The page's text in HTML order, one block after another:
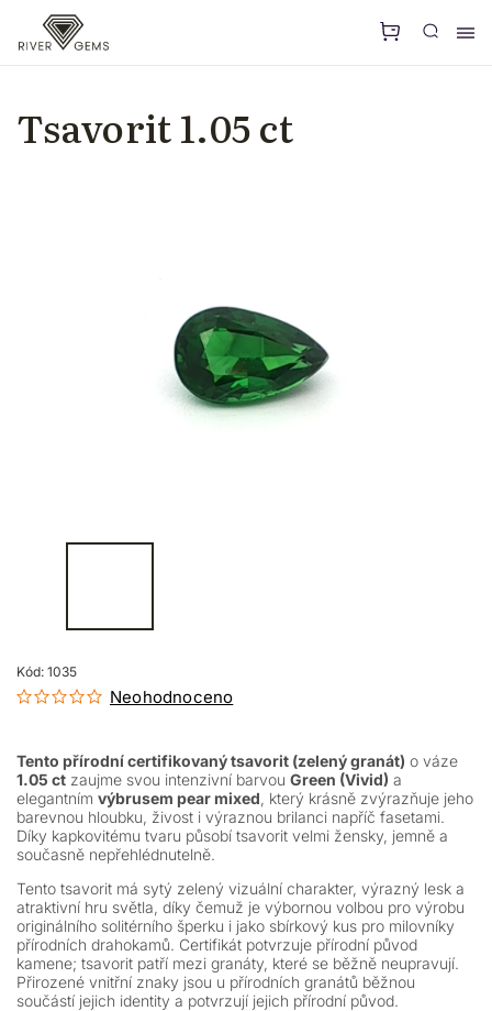
Tsavorit 1.05 ct
Kód: 1035
Neohodnoceno
Tento přírodní certifikovaný tsavorit (zelený granát) o váze
1.05 ct zaujme svou intenzivní barvou Green (Vivid) a
elegantním výbrusem pear mixed , který krásně zvýrazňuje jeho
barevnou hloubku, živost i výraznou brilanci napříč fasetami.
Díky kapkovitému tvaru působí tsavorit velmi žensky, jemně a
současně nepřehlédnutelně.
Tento tsavorit má sytý zelený vizuální charakter, výrazný lesk a
atraktivní hru světla, díky čemuž je výbornou volbou pro výrobu
originálního solitérního šperku i jako sbírkový kus pro milovníky
přírodních drahokamů. Certifikát potvrzuje přírodní původ
kamene; tsavorit patří mezi granáty, které se běžně neupravují.
Přirozené vnitřní znaky jsou u přírodních granátů běžnou
součástí jejich identity a potvrzují jejich přírodní původ.